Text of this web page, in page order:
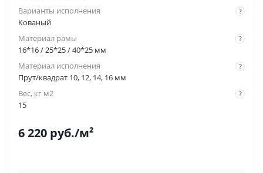
?
Варианты исполнения
Кованый
?
Материал рамы
16*16 / 25*25 / 40*25 мм
?
Материал исполнения
Прут/квадрат 10, 12, 14, 16 мм
?
Вес, кг м2
15
6 220 руб./м²